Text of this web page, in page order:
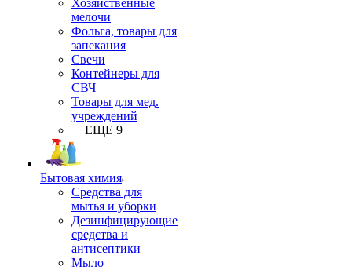
Хозяйственные
мелочи
Фольга, товары для
запекания
Свечи
Контейнеры для
СВЧ
Товары для мед.
учреждений
+ ЕЩЕ 9
Бытовая химия
Средства для
мытья и уборки
Дезинфицирующие
средства и
антисептики
Мыло